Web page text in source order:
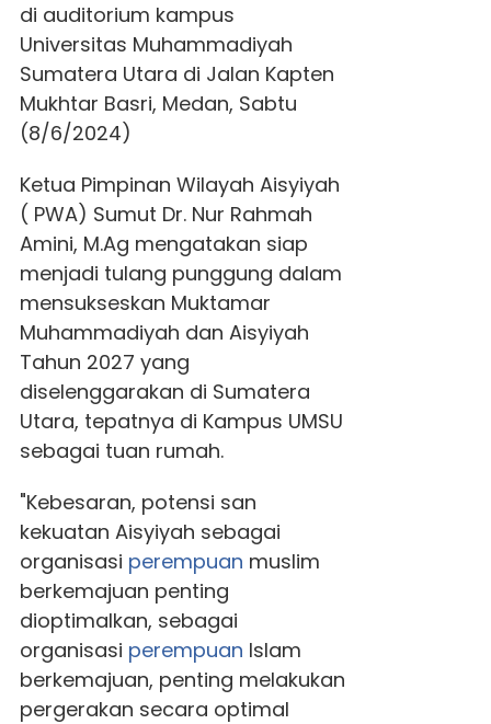
di auditorium kampus
Universitas Muhammadiyah
Sumatera Utara di Jalan Kapten
Mukhtar Basri, Medan, Sabtu
(8/6/2024)
Ketua Pimpinan Wilayah Aisyiyah
( PWA) Sumut Dr. Nur Rahmah
Amini, M.Ag mengatakan siap
menjadi tulang punggung dalam
mensukseskan Muktamar
Muhammadiyah dan Aisyiyah
Tahun 2027 yang
diselenggarakan di Sumatera
Utara, tepatnya di Kampus UMSU
sebagai tuan rumah.
"Kebesaran, potensi san
kekuatan Aisyiyah sebagai
organisasi perempuan muslim
berkemajuan penting
dioptimalkan, sebagai
organisasi perempuan Islam
berkemajuan, penting melakukan
pergerakan secara optimal